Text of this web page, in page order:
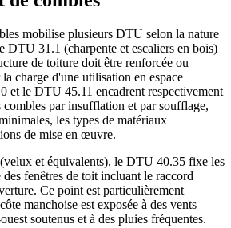
mobilise plusieurs DTU selon la nature
DTU 31.1 (charpente et escaliers en bois)
de toiture doit être renforcée ou
charge d'une utilisation en espace
et le DTU 45.11 encadrent respectivement
par insufflation et par soufflage,
les types de matériaux
de mise en œuvre.
et équivalents), le DTU 40.35 fixe les
fenêtres de toit incluant le raccord
Ce point est particulièrement
manchoise est exposée à des vents
soutenus et à des pluies fréquentes.